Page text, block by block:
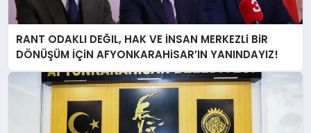
RANT ODAKLI DEĞIL, HAK VE İNSAN MERKEZLi BiR
DÖNÜŞÜM İÇiN AFYONKARAHiSAR’IN YANINDAYIZ!